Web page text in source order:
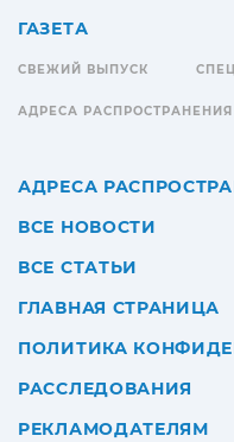
ГАЗЕТА
СВЕЖИЙ ВЫПУСК
АДРЕСА РАСПРОСТРАНЕНИЯ
АДРЕСА
ВСЕ НОВОСТИ
ВСЕ СТАТЬИ
ГЛАВНАЯ СТРАНИЦА
ПОЛИТИКА
РАССЛЕДОВАНИЯ
РЕКЛАМОДАТЕЛЯМ